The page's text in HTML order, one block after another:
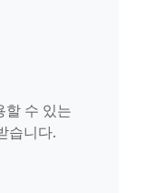
할 수 있는
습니다.